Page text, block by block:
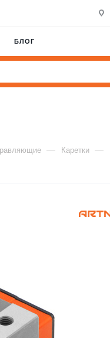
БЛОГ
— Каретки —